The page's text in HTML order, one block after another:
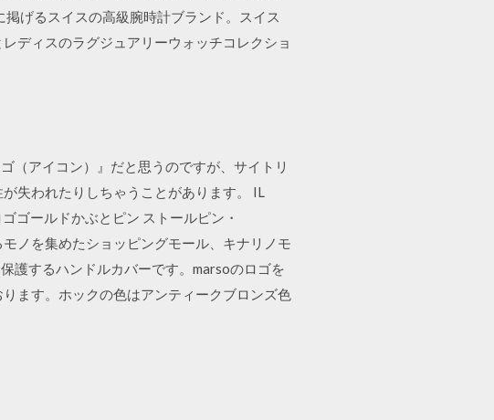
げるスイスの高級腕時計ブランド。スイス
ディスのラグジュアリーウォッチコレクショ
（アイコン）』だと思うのですが、サイトリ
失われたりしちゃうことがあります。 IL
ゴールドかぶとピン ストールピン・
ノを集めたショッピングモール、キナリノモ
護するハンドルカバーです。marsoのロゴを
ます。ホックの色はアンティークブロンズ色